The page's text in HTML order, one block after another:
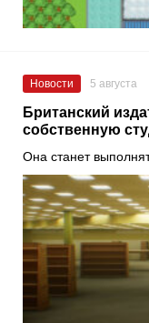
Новости 5 августа
Британский
собственную
Она станет